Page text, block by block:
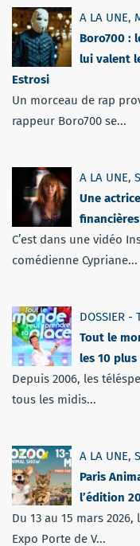
A LA UNE,
Boro700 :
lui valent
Estrosi
Un morceau de rap
rappeur Boro700 se...
A LA UNE,
Une
C’est dans une vidéo
comédienne Cypriane...
DOSSIER -
Tout le
les 10
Depuis 2006, les
tous les midis...
A LA UNE,
Paris
l’édition
Du 13 au 15 mars
Expo Porte de V...